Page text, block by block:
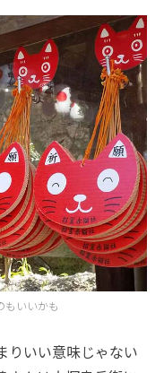
もいいかも
りいい意味じゃない